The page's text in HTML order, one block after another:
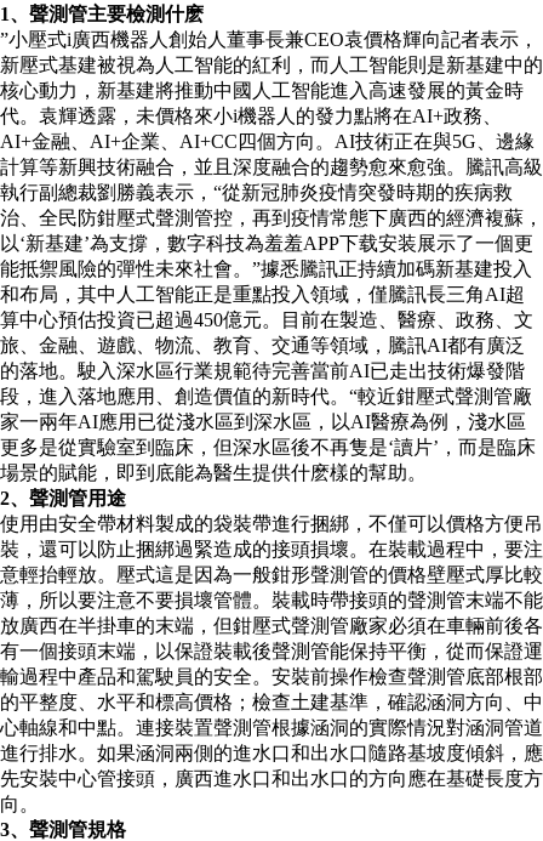
1、聲測管主要檢測什麽
”小壓式i廣西機器人創始人董事長兼CEO袁價格輝向記者表示，
新壓式基建被視為人工智能的紅利，而人工智能則是新基建中的
核心動力，新基建將推動中國人工智能進入高速發展的黃金時
代。袁輝透露，未價格來小i機器人的發力點將在AI+政務、
AI+金融、AI+企業、AI+CC四個方向。AI技術正在與5G、邊緣
計算等新興技術融合，並且深度融合的趨勢愈來愈強。騰訊高級
執行副總裁劉勝義表示，“從新冠肺炎疫情突發時期的疾病救
治、全民防鉗壓式聲測管控，再到疫情常態下廣西的經濟複蘇，
以‘新基建’為支撐，數字科技為羞羞APP下载安装展示了一個更
能抵禦風險的彈性未來社會。”據悉騰訊正持續加碼新基建投入
和布局，其中人工智能正是重點投入領域，僅騰訊長三角AI超
算中心預估投資已超過450億元。目前在製造、醫療、政務、文
旅、金融、遊戲、物流、教育、交通等領域，騰訊AI都有廣泛
的落地。駛入深水區行業規範待完善當前AI已走出技術爆發階
段，進入落地應用、創造價值的新時代。“較近鉗壓式聲測管廠
家一兩年AI應用已從淺水區到深水區，以AI醫療為例，淺水區
更多是從實驗室到臨床，但深水區後不再隻是‘讀片’，而是臨床
場景的賦能，即到底能為醫生提供什麽樣的幫助。
2、聲測管用途
使用由安全帶材料製成的袋裝帶進行捆綁，不僅可以價格方便吊
裝，還可以防止捆綁過緊造成的接頭損壞。在裝載過程中，要注
意輕抬輕放。壓式這是因為一般鉗形聲測管的價格壁壓式厚比較
薄，所以要注意不要損壞管體。裝載時帶接頭的聲測管末端不能
放廣西在半掛車的末端，但鉗壓式聲測管廠家必須在車輛前後各
有一個接頭末端，以保證裝載後聲測管能保持平衡，從而保證運
輸過程中產品和駕駛員的安全。安裝前操作檢查聲測管底部根部
的平整度、水平和標高價格；檢查土建基準，確認涵洞方向、中
心軸線和中點。連接裝置聲測管根據涵洞的實際情況對涵洞管道
進行排水。如果涵洞兩側的進水口和出水口隨路基坡度傾斜，應
先安裝中心管接頭，廣西進水口和出水口的方向應在基礎長度方
向。
3、聲測管規格